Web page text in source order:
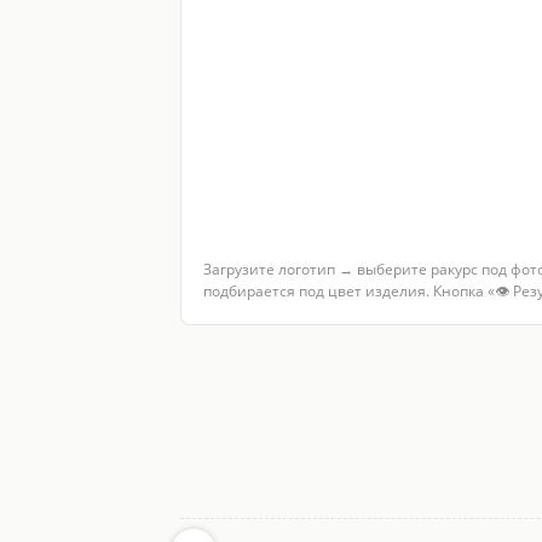
Загрузите логотип → выберите ракурс под
подбирается под цвет изделия. Кнопка «👁